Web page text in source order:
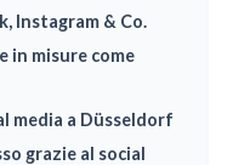
Instagram & Co.
in misure come
media a Düsseldorf
grazie al social